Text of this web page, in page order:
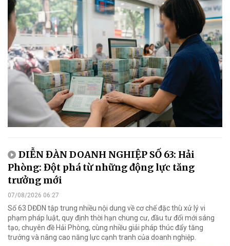
DIỄN ĐÀN DOANH NGHIỆP SỐ 63: Hải
Phòng: Đột phá từ những động lực tăng
trưởng mới
07/08/2026 06:27
Số 63 DĐDN tập trung nhiều nội dung về cơ chế đặc thù xử lý vi
phạm pháp luật, quy định thời hạn chung cư, đầu tư đổi mới sáng
tạo, chuyên đề Hải Phòng, cùng nhiều giải pháp thúc đẩy tăng
trưởng và nâng cao năng lực cạnh tranh của doanh nghiệp.